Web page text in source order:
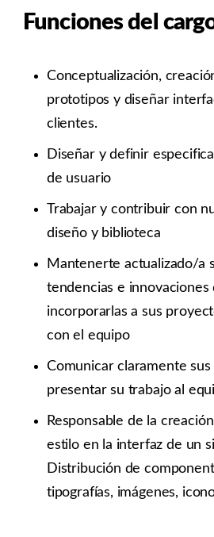
Funciones del
Conceptualización,
prototipos y diseñar
clientes.
Diseñar y definir
de usuario
Trabajar y contribuir con
diseño y biblioteca
Mantenerte actualizado/a
tendencias e innovaciones
incorporarlas a sus
con el equipo
Comunicar claramente
presentar su trabajo al
Responsable de la
estilo en la interfaz de un
Distribución de
tipografías, imágenes,